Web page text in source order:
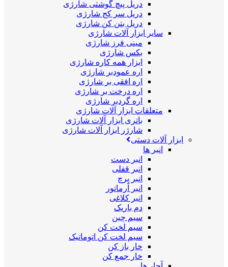
دریل پیچ گوشتی شارژی
دریل سر کج شارژی
دریل بتن کن شارژی
سایر ابزار آلات شارژی
مینی فرز شارژی
بکس شارژی
ابزار همه کاره شارژی
اره عمودبر شارژی
اره افقی بر شارژی
اره درخت بر شارژی
اره گردبر شارژی
متعلقات ابزار آلات شارژی
باتری ابزار آلات شارژی
شارژر ابزار آلات شارژی
ابزار آلات دستی
انبر ها
انبر دست
انبر قفلی
انبر پرچ
انبر آرماتور
انبر کلاغی
دم باریک
سیم چین
سیم لخت کن
سیم لخت کن اتوماتیک
خار باز کن
خار جمع کن